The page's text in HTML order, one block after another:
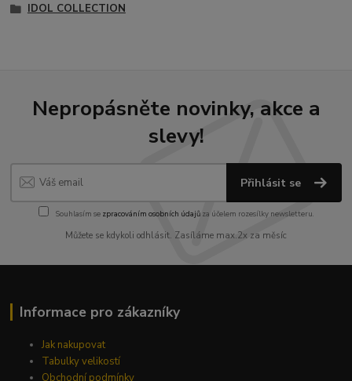
IDOL COLLECTION
Nepropásněte novinky, akce a
slevy!
Přihlásit se
Souhlasím se zpracováním osobních údajůza účelem rozesílky newsletteru.
Můžete se kdykoli odhlásit. Zasíláme max.2x za měsíc
Informace pro zákazníky
Jak nakupovat
Tabulky velikostí